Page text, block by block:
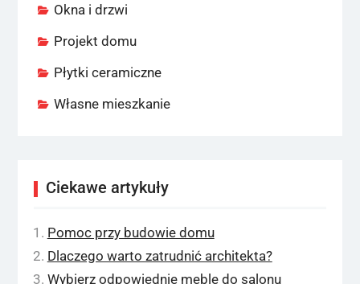
Okna i drzwi
Projekt domu
Płytki ceramiczne
Własne mieszkanie
Ciekawe artykuły
Pomoc przy budowie domu
Dlaczego warto zatrudnić architekta?
Wybierz odpowiednie meble do salonu